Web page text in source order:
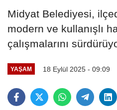
Midyat Belediyesi,
modern ve kullanışlı
çalışmalarını
YAŞAM 18 Eylül 2025 - 09:09